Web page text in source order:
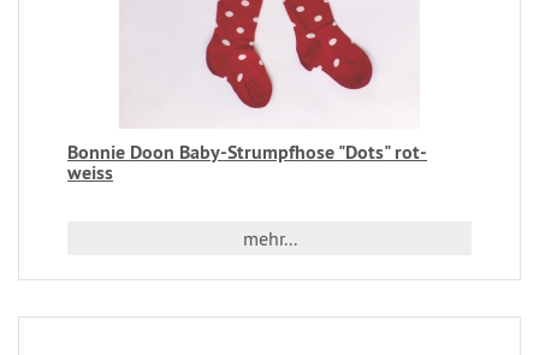
Bonnie Doon Baby-Strumpfhose "Dots" rot-
weiss
mehr...